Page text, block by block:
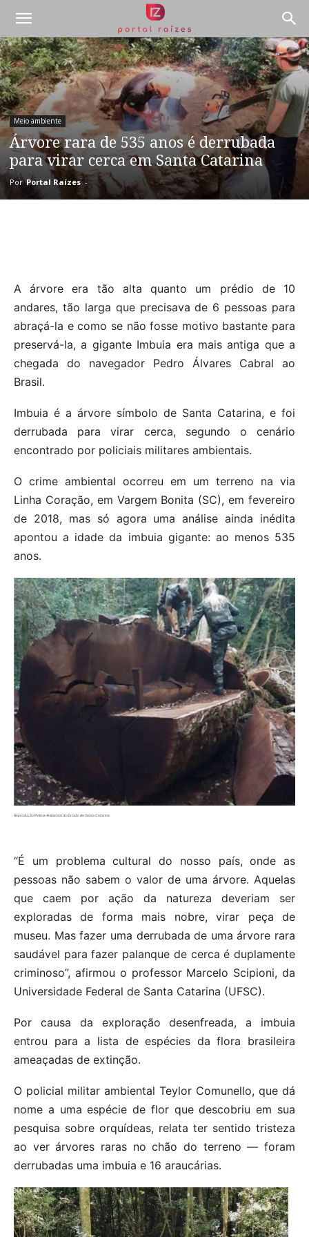
Meio ambiente
Árvore rara de 535 anos é derrubada
para virar cerca em Santa Catarina
Por Portal Raízes -
A árvore era tão alta quanto um prédio de 10
andares, tão larga que precisava de 6 pessoas para
abraçá-la e como se não fosse motivo bastante para
preservá-la, a gigante Imbuia era mais antiga que a
chegada do navegador Pedro Álvares Cabral ao
Brasil.
Imbuia é a árvore símbolo de Santa Catarina, e foi
derrubada para virar cerca, segundo o cenário
encontrado por policiais militares ambientais.
O crime ambiental ocorreu em um terreno na via
Linha Coração, em Vargem Bonita (SC), em fevereiro
de 2018, mas só agora uma análise ainda inédita
apontou a idade da imbuia gigante: ao menos 535
anos.
Reprodução/Polícia Ambiental do Estado de Santa Catarina
“É um problema cultural do nosso país, onde as
pessoas não sabem o valor de uma árvore. Aquelas
que caem por ação da natureza deveriam ser
exploradas de forma mais nobre, virar peça de
museu. Mas fazer uma derrubada de uma árvore rara
saudável para fazer palanque de cerca é duplamente
criminoso”, afirmou o professor Marcelo Scipioni, da
Universidade Federal de Santa Catarina (UFSC).
Por causa da exploração desenfreada, a imbuia
entrou para a lista de espécies da flora brasileira
ameaçadas de extinção.
O policial militar ambiental Teylor Comunello, que dá
nome a uma espécie de flor que descobriu em sua
pesquisa sobre orquídeas, relata ter sentido tristeza
ao ver árvores raras no chão do terreno — foram
derrubadas uma imbuia e 16 araucárias.